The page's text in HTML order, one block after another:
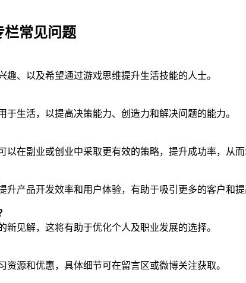
栏常见问题
、以及希望通过游戏思维提升生活技能的人士。
生活，以提高决策能力、创造力和解决问题的能力。
在副业或创业中采取更有效的策略，提升成功率，从而
产品开发效率和用户体验，有助于吸引更多的客户和提
见解，这将有助于优化个人及职业发展的选择。
源和优惠，具体细节可在留言区或微博关注获取。